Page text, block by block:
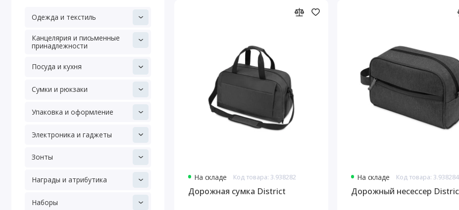
Одежда и текстиль
Канцелярия и письменные
принадлежности
Посуда и кухня
Сумки и рюкзаки
Упаковка и оформление
Электроника и гаджеты
Зонты
Награды и атрибутика
Наборы
На складе Код товара: 3.938282
Дорожная сумка District
На складе Код товара: 3.938284
Дорожный несессер